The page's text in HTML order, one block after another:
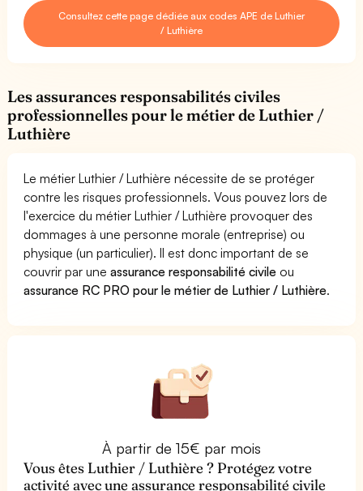
Consultez cette page dédiée aux codes APE de Luthier
/ Luthière
Les assurances responsabilités civiles
professionnelles pour le métier de Luthier /
Luthière
Le métier Luthier / Luthière nécessite de se protéger
contre les risques professionnels. Vous pouvez lors de
l'exercice du métier Luthier / Luthière provoquer des
dommages à une personne morale (entreprise) ou
physique (un particulier). Il est donc important de se
couvrir par uneassurance responsabilité civile ou
assurance RC PRO pour le métier de Luthier / Luthière.
À partir de 15€ par mois
Vous êtes Luthier / Luthière ? Protégez votre
activité avec une assurance responsabilité civile